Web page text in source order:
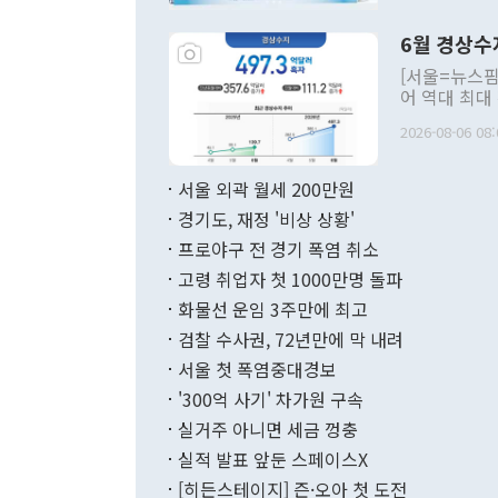
주의적 희망
관의 대북
관 부처 장
관의 무리한
다. [정동영 통일부 장관이 지난달 23일 오후 서울 종로구 정부서울청사에
무너졌다고
함께 4자 대
"우리의 선
6월 경상
[서울=뉴스
어 역대 최
료=한국은행] 한국은행이 6일 발표한 '2026년 6월 국제수지(잠정)'
며 월간 기
196.9% 급
수출은
기록했지만
2026-08-06
서울 외곽 월세 200만원
경기도, 재정 '비상 상황'
프로야구 전 경기 폭염 취소
고령 취업자 첫 1000만명 돌파
화물선 운임 3주만에 최고
검찰 수사권, 72년만에 막 내려
서울 첫 폭염중대경보
'300억 사기' 차가원 구속
실거주 아니면 세금 껑충
실적 발표 앞둔 스페이스X
[히든스테이지] 즌·오아 첫 도전